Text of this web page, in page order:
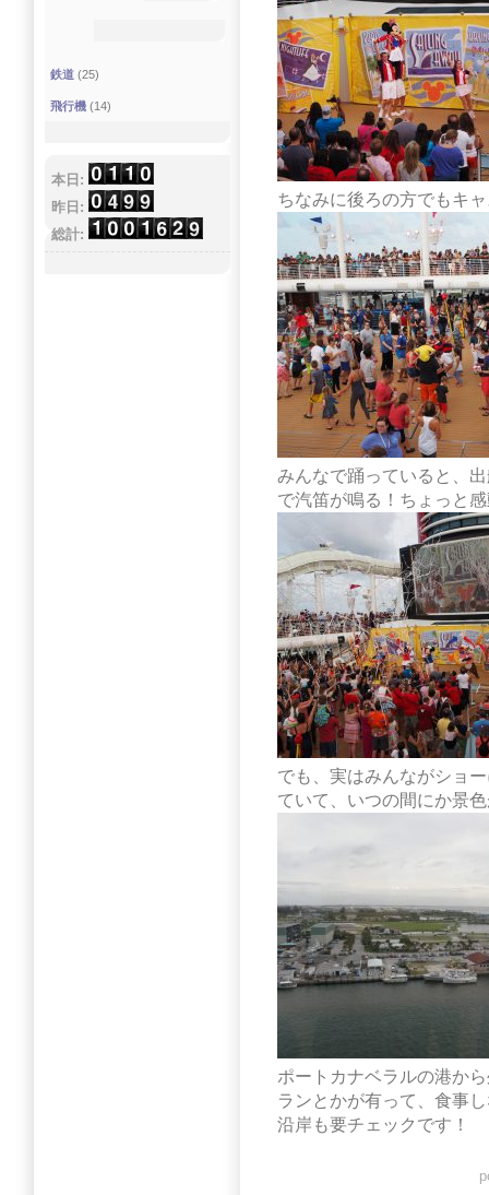
ちなみに後ろの方でもキ
みんなで踊っていると、
で汽笛が鳴る！ちょっと
でも、実はみんながショ
ていて、いつの間にか景
ポートカナベラルの港か
ランとかが有って、食事
沿岸も要チェックです！
鉄道 (25)
飛行機 (14)
本日:
昨日:
総計: